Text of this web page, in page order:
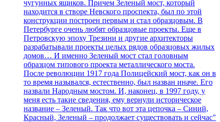
чугунных ящиков. Причем Зеленый мост, который
находится в створе Невского проспекта, был по этой
конструкции построен первым и стал образцовым. В
Петербурге очень любят образцовые проекты. Еще в
Петровскую эпоху Трезини и другие архитекторы
разрабатывали проекты целых рядов образцовых жилых
домов… И именно Зеленый мост стал головным
образцом типового проекта металлического моста.
После революции 1917 года Полицейский мост, как он в
то время назывался, естественно, был назван иначе. Его
назвали Народным мостом. И, наконец, в 1997 году, у
меня есть такие сведения, ему вернули историческое
название – Зеленый. Так что вот эта цепочка – Синий,
Красный, Зеленый – продолжает существовать и сейчас"